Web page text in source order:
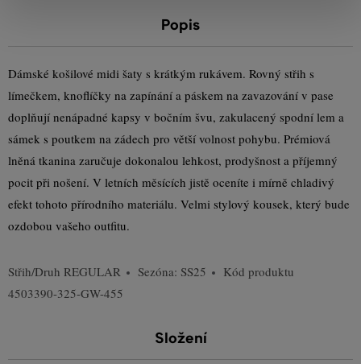
Popis
Dámské košilové midi šaty s krátkým rukávem. Rovný střih s
límečkem, knoflíčky na zapínání a páskem na zavazování v pase
doplňují nenápadné kapsy v bočním švu, zakulacený spodní lem a
sámek s poutkem na zádech pro větší volnost pohybu. Prémiová
lněná tkanina zaručuje dokonalou lehkost, prodyšnost a příjemný
pocit při nošení. V letních měsících jistě oceníte i mírně chladivý
efekt tohoto přírodního materiálu. Velmi stylový kousek, který bude
ozdobou vašeho outfitu.
Střih/Druh REGULAR Sezóna: SS25
Kód produktu
4503390-325-GW-455
Složení